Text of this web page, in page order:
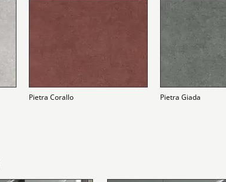
Pietra Corallo Pietra Giada